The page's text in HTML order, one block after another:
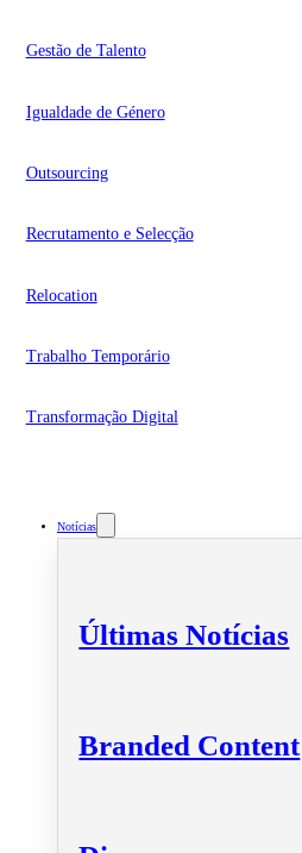
Gestão de Talento
Igualdade de Género
Outsourcing
Recrutamento e Selecção
Relocation
Trabalho Temporário
Transformação Digital
Notícias
Últimas Notícias
Branded Content